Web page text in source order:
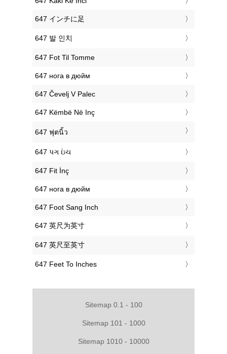
‎647 インチに足
‎647 발 인치
‎647 Fot Til Tomme
‎647 нога в дюйм
‎647 Čevelj V Palec
‎647 Këmbë Në Inç
‎647 ฟุตนิ้ว
‎647 પગ ઇંચ
‎647 Fit İnç
‎647 нога в дюйм
‎647 Foot Sang Inch
‎647 英尺为英寸
‎647 英尺至英寸
‎647 Feet To Inches
Sitemap 0.1 - 100
Sitemap 101 - 1000
Sitemap 1010 - 10000